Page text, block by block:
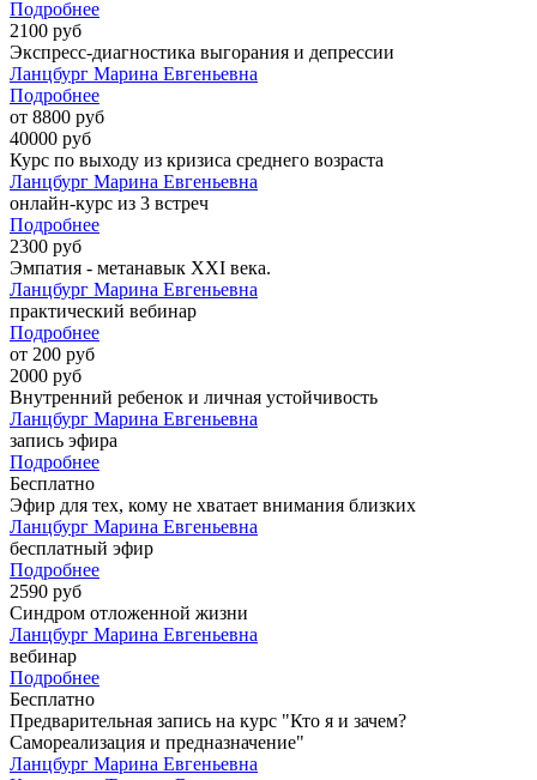
Подробнее
2100 руб
Экспресс-диагностика выгорания и депрессии
Ланцбург Марина Евгеньевна
Подробнее
от 8800 руб
40000 руб
Курс по выходу из кризиса среднего возраста
Ланцбург Марина Евгеньевна
онлайн-курс из 3 встреч
Подробнее
2300 руб
Эмпатия - метанавык XXI века.
Ланцбург Марина Евгеньевна
практический вебинар
Подробнее
от 200 руб
2000 руб
Внутренний ребенок и личная устойчивость
Ланцбург Марина Евгеньевна
запись эфира
Подробнее
Бесплатно
Эфир для тех, кому не хватает внимания близких
Ланцбург Марина Евгеньевна
бесплатный эфир
Подробнее
2590 руб
Синдром отложенной жизни
Ланцбург Марина Евгеньевна
вебинар
Подробнее
Бесплатно
Предварительная запись на курс "Кто я и зачем?
Самореализация и предназначение"
Ланцбург Марина Евгеньевна